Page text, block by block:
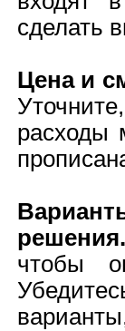
сделать
Цена и
расходы
решения.
чтобы